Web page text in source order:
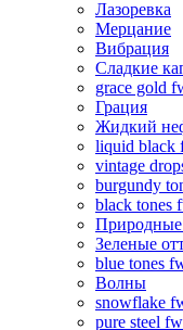
Лазоревка
Мерцание
Вибрация
Сладкие
grace gold
Грация
Жидкий
liquid black
vintage
burgundy
black tones
Природные
Зеленые
blue tones
Волны
snowflake
pure steel